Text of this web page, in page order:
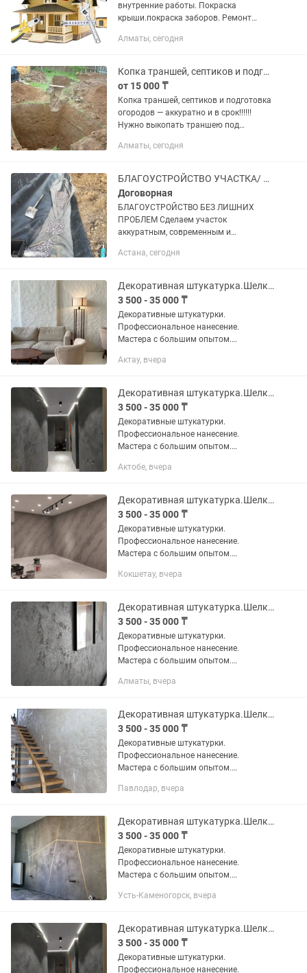
внутренние работы. Покраска
крыши.покраска заборов. Ремонт
утепление стен. Потолков. Сантехника.
.Фасадные...
Алматы, сегодня
Копка траншей, септиков и подготовка огородов
от 15 000 ₸
Копка траншей, септиков и подготовка
огородов — аккуратно и в срок!!!!!!
Нужно выкопать траншею под
привести в порядок огороженный
Алматы, сегодня
БЛАГОУСТРОЙСТВО УЧАСТКА/ Водопровод/Септик/Электричество/Планировка
Договорная
БЛАГОУСТРОЙСТВО БЕЗ ЛИШНИХ
ПРОБЛЕМ Сделаем участок
аккуратным, современным и
Фундамент под ключ Мини-экскаватор
Полное благоустройство...
Астана, сегодня
Декоративная штукатурка.Шелк.Бетон.Зара.Венецианка под мрамор.Травертин.
3 500 - 35 000 ₸
Декоративные штукатурки.
Профессиональное нанесение.
Мастера с большим опытом.
отделке стен и потолков: -венецианская
Актау, вчера
Декоративная штукатурка.Шелк.Бетон.Зара.Венецианка под мрамор.Травертин.
3 500 - 35 000 ₸
Декоративные штукатурки.
Профессиональное нанесение.
Мастера с большим опытом.
отделке стен и потолков: -венецианская
Актобе, вчера
Декоративная штукатурка.Шелк.Венецианка под мрамор.Бетон.Зара.Травертин.
3 500 - 35 000 ₸
Декоративные штукатурки.
Профессиональное нанесение.
Мастера с большим опытом.
отделке стен и потолков: -венецианская
Кокшетау, вчера
Декоративная штукатурка.Шелк.Бетон.Зара.Травертин.Венецианка под мрамор.
3 500 - 35 000 ₸
Декоративные штукатурки.
Профессиональное нанесение.
Мастера с большим опытом.
отделке стен и потолков: -венецианская
Алматы, вчера
Декоративная штукатурка.Шелк.Венецианка.Травертин.Бетон.Зара.
3 500 - 35 000 ₸
Декоративные штукатурки.
Профессиональное нанесение.
Мастера с большим опытом.
отделке стен и потолков: -венецианская
Павлодар, вчера
Декоративная штукатурка.Шелк.Бетон.Зара.Травертин.Венецианка под мрамор.
3 500 - 35 000 ₸
Декоративные штукатурки.
Профессиональное нанесение.
Мастера с большим опытом.
отделке стен и потолков: -венецианская
Усть-Каменогорск, вчера
Декоративная штукатурка.Шелк.Бетон.Зара. Венецианка под мрамор.Травертин.
3 500 - 35 000 ₸
Декоративные штукатурки.
Профессиональное нанесение.